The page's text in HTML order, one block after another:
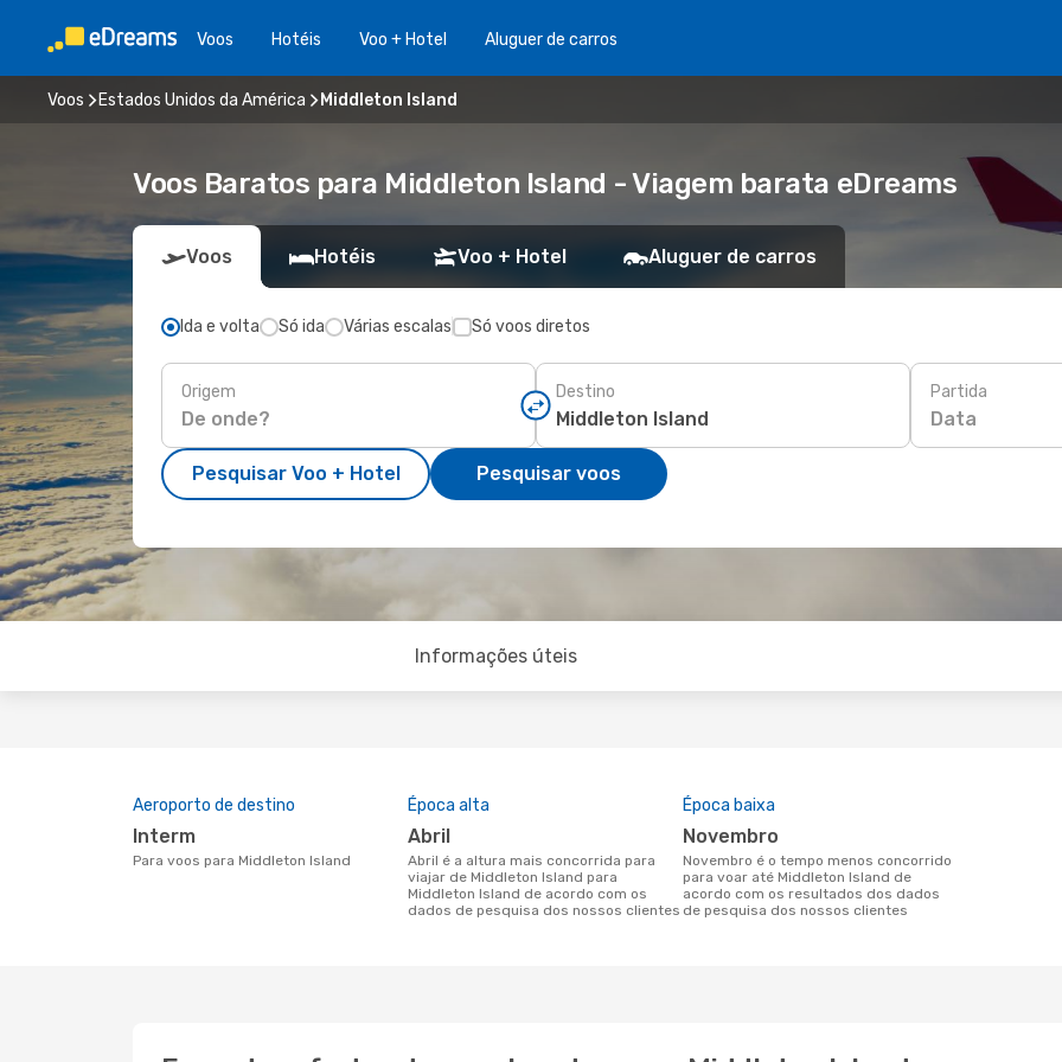
Voos Hotéis Voo + Hotel Aluguer de carros
Voos Estados Unidos da América Middleton Island
Voos Baratos para Middleton Island - Viagem barata eDreams
Voos Hotéis Voo + Hotel Aluguer de carros
Ida e volta Só ida Várias escalas Só voos diretos
Origem Destino Partida
Data
Pesquisar Voo + Hotel Pesquisar voos
Informações úteis
Aeroporto de destino
Interm
Para voos para Middleton Island
Época alta
abril
abril é a altura mais concorrida para
viajar de Middleton Island para
Middleton Island de acordo com os
dados de pesquisa dos nossos clientes
Época baixa
novembro
novembro é o tempo menos concorrido
para voar até Middleton Island de
acordo com os resultados dos dados
de pesquisa dos nossos clientes